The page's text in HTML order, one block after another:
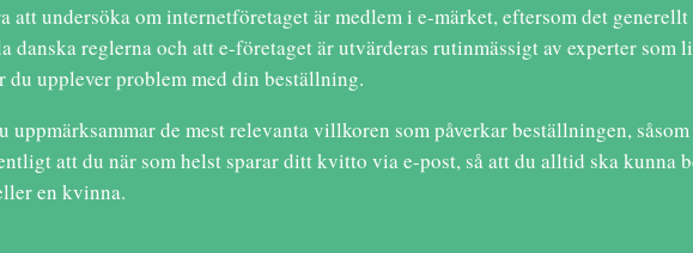
att undersöka om internetföretaget är medlem i e-märket, eftersom det
reglerna och att e-företaget är utvärderas rutinmässigt av experter som
du upplever problem med din beställning.
uppmärksammar de mest relevanta villkoren som påverkar beställningen,
att du när som helst sparar ditt kvitto via e-post, så att du alltid ska kunna
en kvinna.